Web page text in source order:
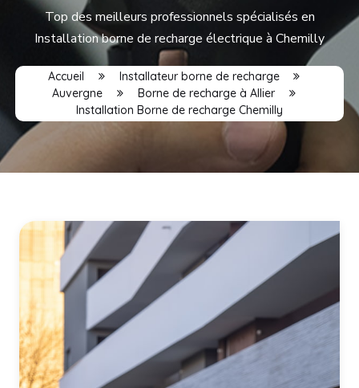
Top des meilleurs professionnels spécialisés en
Installation borne de recharge électrique à Chemilly
Accueil
Installateur borne de recharge
Auvergne
Borne de recharge à Allier
Installation Borne de recharge Chemilly